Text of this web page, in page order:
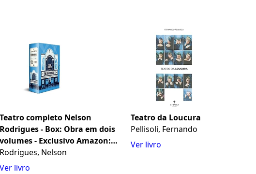
Teatro completo Nelson
Rodrigues - Box: Obra em dois
volumes - Exclusivo Amazon:
Vol. 1 - Tragédias Cariocas e Vol.
2 - Tragédias
Rodrigues, Nelson
Ver livro
Teatro da Loucura
Pellisoli, Fernando
Ver livro